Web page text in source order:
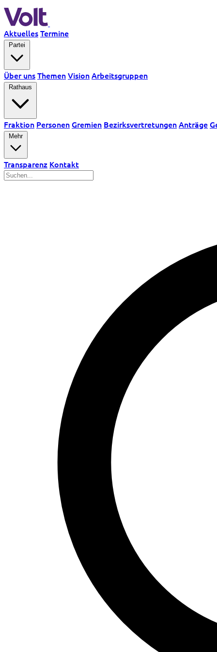
AktuellesTermine
Über unsThemenVisionArbeitsgruppen
Fraktion PersonenGremien BezirksvertretungenAnträge
Mehr
Transparenz Kontakt